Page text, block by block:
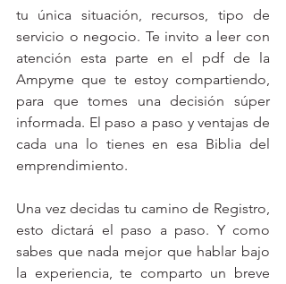
tu única situación, recursos, tipo de
servicio o negocio. Te invito a leer con
atención esta parte en el pdf de la
Ampyme que te estoy compartiendo,
para que tomes una decisión súper
informada. El paso a paso y ventajas de
cada una lo tienes en esa Biblia del
emprendimiento.
Una vez decidas tu camino de Registro,
esto dictará el paso a paso. Y como
sabes que nada mejor que hablar bajo
la experiencia, te comparto un breve